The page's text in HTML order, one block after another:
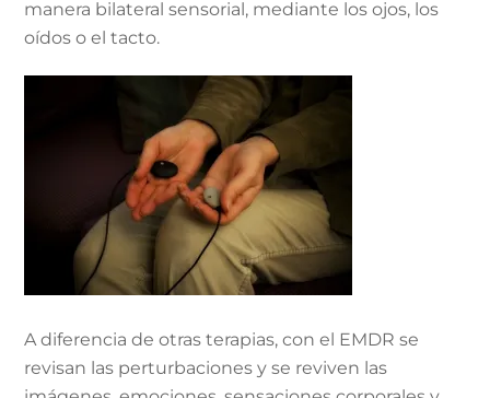
manera bilateral sensorial, mediante los ojos, los
oídos o el tacto.
A diferencia de otras terapias, con el EMDR se
revisan las perturbaciones y se reviven las